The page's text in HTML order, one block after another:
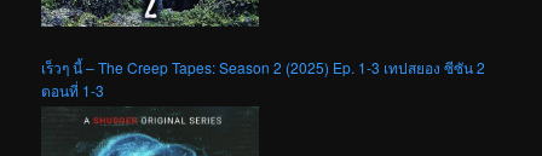
เร็วๆ นี้ – The Creep Tapes: Season 2 (2025) Ep. 1-3 เทปสยอง ซีซัน 2
ตอนที่ 1-3